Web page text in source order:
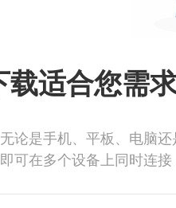
载适合您需
论是手机、平板、电脑还
可在多个设备上同时连接